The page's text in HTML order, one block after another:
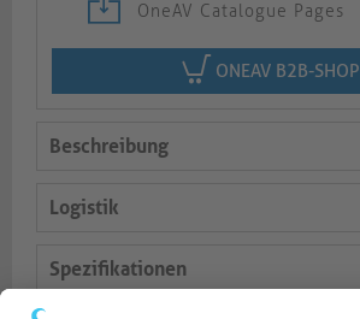
OneAV Catalogue Pages
ONEAV B2B-SHOP
Beschreibung
Logistik
Spezifikationen